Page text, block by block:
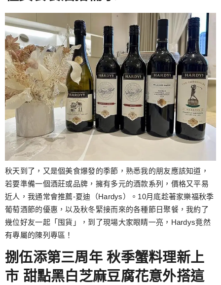
秋天到了，又是個美食爆發的季節，熟悉我的朋友應該知道，
若要準備一個酒莊或品牌，擁有多元的酒款系列，價格又平易
近人，我通常會推薦-夏迪（Hardys）。10月底趁著家樂福秋季
葡萄酒節的優惠，以及秋冬緊接而來的各種節日聚餐，我約了
幾位好友一起「囤貨」，到了現場大家眼睛一亮，Hardys竟然
有專屬的陳列專區！
捌伍添第三周年 秋季蟹料理新上
市 甜點黑白芝麻豆腐花意外搭這